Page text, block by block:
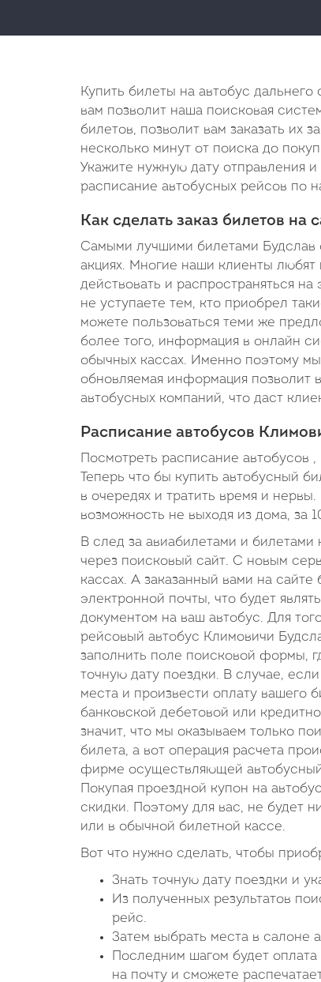
Купить билеты на автобус
вам позволит наша поисковая
билетов, позволит вам заказать их
несколько минут от поиска до
Укажите нужную дату отправления
расписание автобусных рейсов по
Как сделать заказ билетов на
Самыми лучшими билетами Будслав
акциях. Многие наши клиенты любят
действовать и распространяться
не уступаете тем, кто приобрел
можете пользоваться теми же
более того, информация в онлайн
обычных кассах. Именно поэтому
обновляемая информация позволит
автобусных компаний, что даст
Расписание автобусов
Посмотреть расписание
Теперь что бы купить автобусный
в очередях и тратить время и
возможность не выходя из дома, за
В след за авиабилетами и
через поисковый сайт. С новым
кассах. А заказанный вами на
электронной почты, что будет
документом на ваш автобус. Для
рейсовый автобус Климовичи
заполнить поле поисковой формы,
точную дату поездки. В случае,
места и произвести оплату вашего
банковской дебетовой или
значит, что мы оказываем только
билета, а вот операция расчета
фирме осуществляющей
Покупая проездной купон на
скидки. Поэтому для вас, не будет
или в обычной билетной кассе.
Вот что нужно сделать, чтобы
Знать точную дату поездки и
Из полученных результатов
рейс.
Затем выбрать места в салоне
Последним шагом будет
на почту и сможете